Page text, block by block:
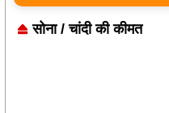
सोना / चांदी की कीमत